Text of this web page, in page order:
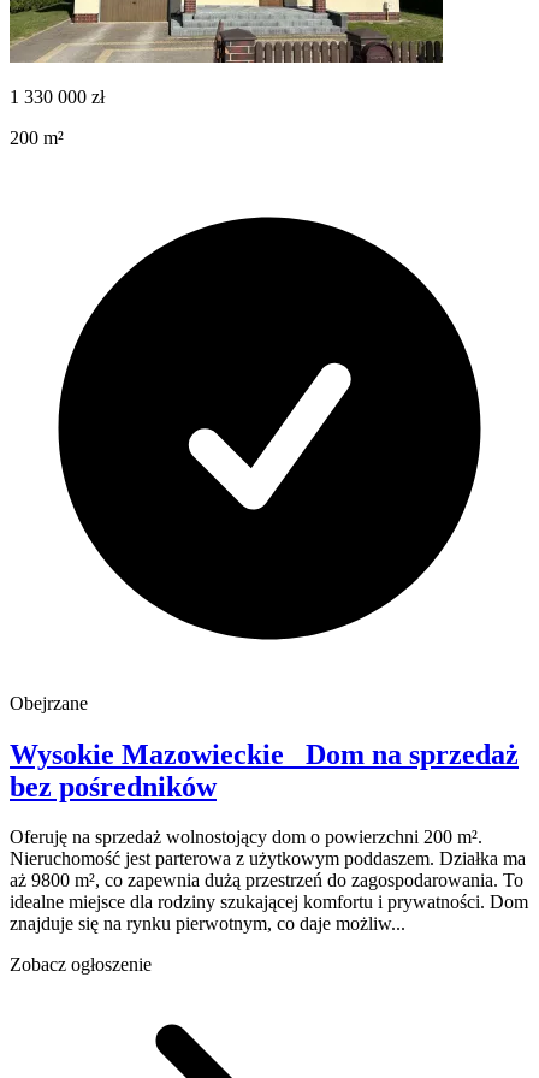
1 330 000 zł
200 m²
Obejrzane
Wysokie Mazowieckie
Dom na sprzedaż
bez pośredników
Oferuję na sprzedaż wolnostojący dom o powierzchni 200 m².
Nieruchomość jest parterowa z użytkowym poddaszem. Działka ma
aż 9800 m², co zapewnia dużą przestrzeń do zagospodarowania. To
idealne miejsce dla rodziny szukającej komfortu i prywatności. Dom
znajduje się na rynku pierwotnym, co daje możliw...
Zobacz ogłoszenie